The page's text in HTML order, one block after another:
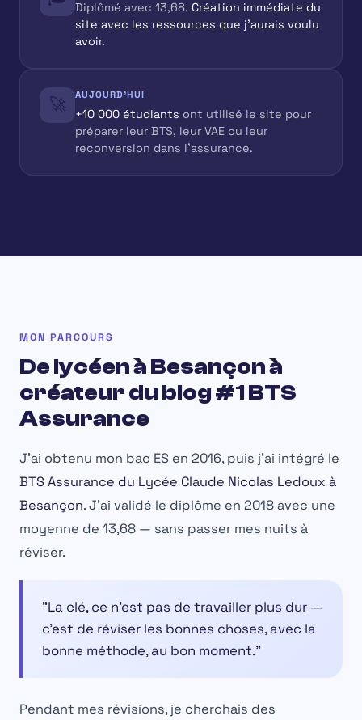
Diplômé avec 13,68. Création immédiate du
site avec les ressources que j'aurais voulu
avoir.
🚀 AUJOURD'HUI
+10 000 étudiants ont utilisé le site pour
préparer leur BTS, leur VAE ou leur
reconversion dans l'assurance.
MON PARCOURS
De lycéen à Besançon à
créateur du blog #1 BTS
Assurance
J'ai obtenu mon bac ES en 2016, puis j'ai intégré le
BTS Assurance du Lycée Claude Nicolas Ledoux à
Besançon. J'ai validé le diplôme en 2018 avec une
moyenne de 13,68 — sans passer mes nuits à
réviser.
"La clé, ce n'est pas de travailler plus dur —
c'est de réviser les bonnes choses, avec la
bonne méthode, au bon moment."
Pendant mes révisions, je cherchais des